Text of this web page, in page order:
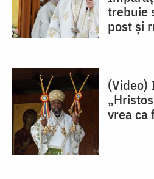
trebuie
post și
(Video)
vrea ca